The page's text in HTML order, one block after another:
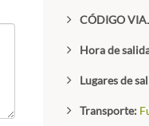
CÓDIGO
Hora de
Lugares de
Transporte: